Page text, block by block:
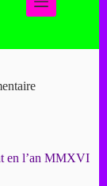
en l’an MMXVI